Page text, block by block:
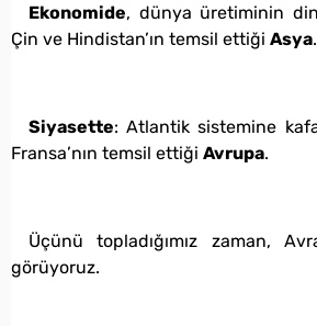
Ekonomide, dünya üretiminin
Çin ve Hindistan’ın temsil ettiği Asya.
Siyasette: Atlantik sistemine
Fransa’nın temsil ettiği Avrupa.
Üçünü topladığımız zaman,
görüyoruz.